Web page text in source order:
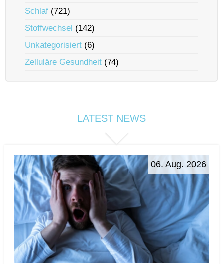
Schlaf (721)
Stoffwechsel (142)
Unkategorisiert (6)
Zelluläre Gesundheit (74)
LATEST NEWS
06. Aug. 2026